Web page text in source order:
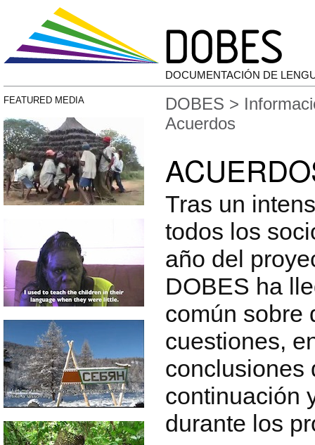
DOCUMENTACIÓN DE
FEATURED MEDIA DOBES >
Acuerdos
Tras un
todos los
año del
DOBES ha
común sobre
cuestiones,
conclusiones
continuación
durante los